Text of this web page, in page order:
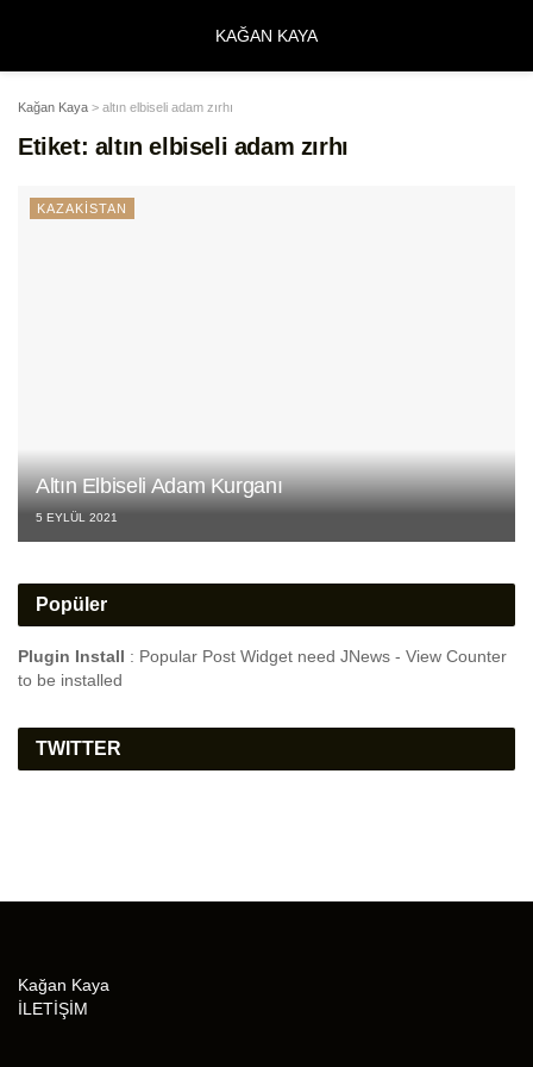
KAĞAN KAYA
Kağan Kaya > altın elbiseli adam zırhı
Etiket: altın elbiseli adam zırhı
KAZAKİSTAN
Altın Elbiseli Adam Kurganı
5 EYLÜL 2021
Popüler
Plugin Install : Popular Post Widget need JNews - View Counter
to be installed
TWITTER
Kağan Kaya
İLETİŞİM